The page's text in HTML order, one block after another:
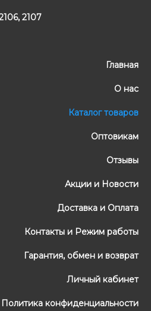
2107
Главная
О нас
Каталог товаров
Оптовикам
Отзывы
Акции и Новости
Доставка и Оплата
Контакты и Режим работы
Гарантия, обмен и возврат
Личный кабинет
Политика конфиденциальности